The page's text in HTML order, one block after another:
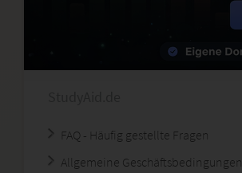
FAQ - Häufig gestellte Fragen
Allgemeine Geschäftsbedingungen